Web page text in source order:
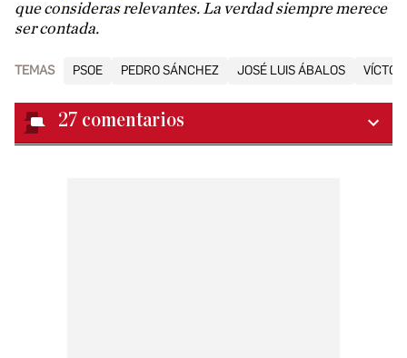
que consideras relevantes. La verdad siempre merece
ser contada.
TEMAS PSOE PEDRO SÁNCHEZ JOSÉ LUIS ÁBALOS
27 comentarios